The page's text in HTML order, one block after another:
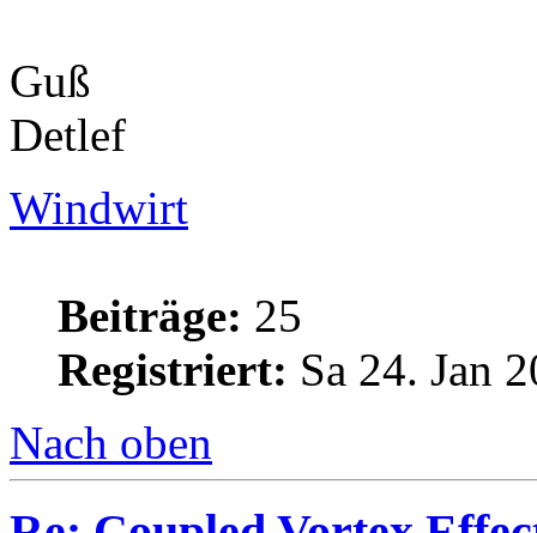
Guß
Detlef
Windwirt
Beiträge: 25
Registriert: Sa 24. Jan
Nach oben